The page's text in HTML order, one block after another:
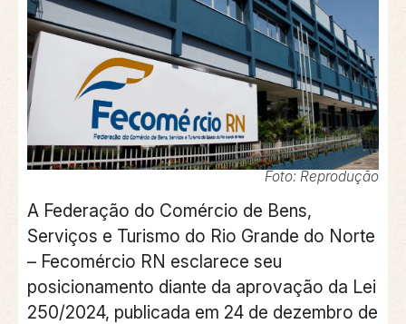
Foto: Reprodução
A Federação do Comércio de Bens,
Serviços e Turismo do Rio Grande do Norte
– Fecomércio RN esclarece seu
posicionamento diante da aprovação da Lei
250/2024, publicada em 24 de dezembro de